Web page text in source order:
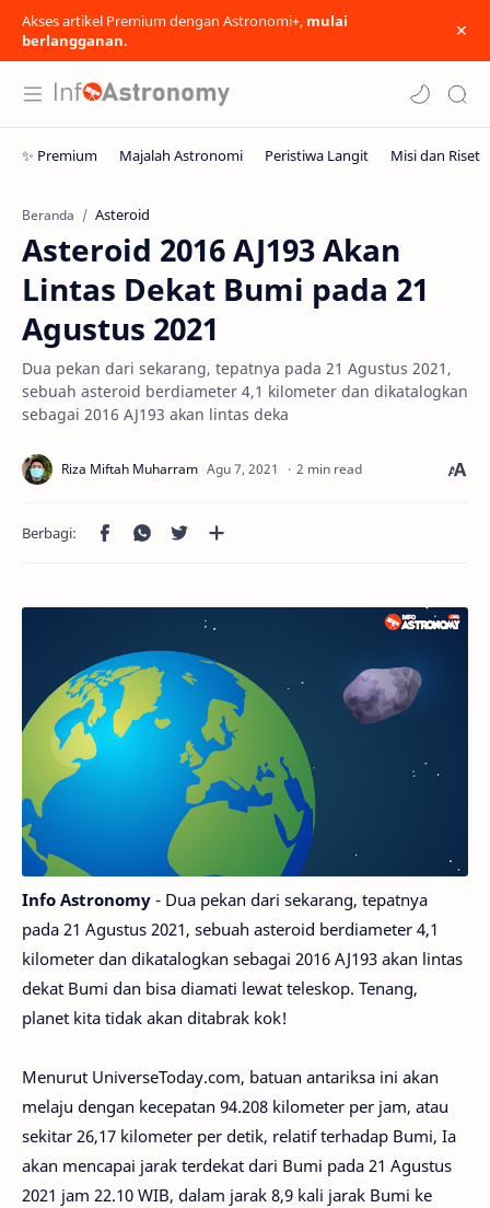
Akses artikel Premium dengan Astronomi+, mulai
berlangganan.
Beranda Asteroid
Asteroid 2016 AJ193 Akan
Lintas Dekat Bumi pada 21
Agustus 2021
Dua pekan dari sekarang, tepatnya pada 21 Agustus 2021,
sebuah asteroid berdiameter 4,1 kilometer dan dikatalogkan
sebagai 2016 AJ193 akan lintas deka
2 min read
Info Astronomy - Dua pekan dari sekarang, tepatnya
pada 21 Agustus 2021, sebuah asteroid berdiameter 4,1
kilometer dan dikatalogkan sebagai 2016 AJ193 akan lintas
dekat Bumi dan bisa diamati lewat teleskop. Tenang,
planet kita tidak akan ditabrak kok!
Menurut UniverseToday.com, batuan antariksa ini akan
melaju dengan kecepatan 94.208 kilometer per jam, atau
sekitar 26,17 kilometer per detik, relatif terhadap Bumi, Ia
akan mencapai jarak terdekat dari Bumi pada 21 Agustus
2021 jam 22.10 WIB, dalam jarak 8,9 kali jarak Bumi ke